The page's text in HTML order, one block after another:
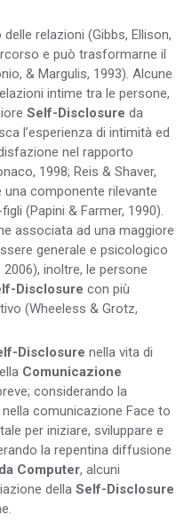
relazioni (Gibbs, Ellison,
e può trasformarne il
& Margulis, 1993). Alcune
intime tra le persone,
Self-Disclosure da
l’esperienza di intimità ed
nel rapporto
1998; Reis & Shaver,
componente rilevante
(Papini & Farmer, 1990).
associata ad una maggiore
generale e psicologico
inoltre, le persone
Disclosure con più
(Wheeless & Grotz,
Disclosure nella vita di
Comunicazione
considerando la
nella comunicazione Face to
per iniziare, sviluppare e
la repentina diffusione
Computer, alcuni
della Self-Disclosure